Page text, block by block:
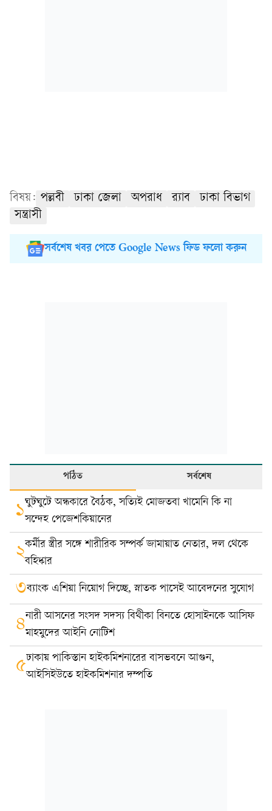
বিষয়: পল্লবী ঢাকা জেলা অপরাধ র‍্যাব
ঢাকা বিভাগ
সন্ত্রাসী
সর্বশেষ খবর পেতে Google News ফিড ফলো করুন
পঠিত সর্বশেষ
১ঘুটঘুটে অন্ধকারে বৈঠক, সত্যিই মোজতবা খামেনি কি না
সন্দেহ পেজেশকিয়ানের
২কর্মীর স্ত্রীর সঙ্গে শারীরিক সম্পর্ক জামায়াত নেতার, দল থেকে
বহিষ্কার
৩ব্যাংক এশিয়া নিয়োগ দিচ্ছে, স্নাতক পাসেই আবেদনের সুযোগ
৪নারী আসনের সংসদ সদস্য বিথীকা বিনতে হোসাইনকে আসিফ
মাহমুদের আইনি নোটিশ
৫ঢাকায় পাকিস্তান হাইকমিশনারের বাসভবনে আগুন,
আইসিইউতে হাইকমিশনার দম্পতি